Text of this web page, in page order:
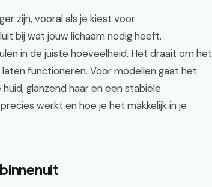
zijn, vooral als je kiest voor
bij wat jouw lichaam nodig heeft.
in de juiste hoeveelheid. Het draait om het
functioneren. Voor modellen gaat het
glanzend haar en een stabiele
werkt en hoe je het makkelijk in je